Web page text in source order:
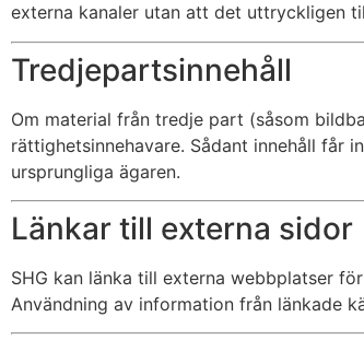
externa kanaler utan att det uttryckligen
Tredjepartsinnehåll
Om material från tredje part (såsom
rättighetsinnehavare. Sådant innehåll får
ursprungliga ägaren.
Länkar till externa sidor
SHG kan länka till externa webbplatser
Användning av information från länkade